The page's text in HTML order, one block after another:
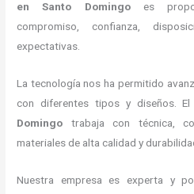
en Santo Domingoes
compromiso, confianza,
expectativas.
La tecnología nos ha permitido
con diferentes tipos y diseños. El
Domingo trabaja con técnica,
materiales de alta calidad y
Nuestra empresa es experta y